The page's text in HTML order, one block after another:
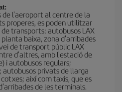
de l'aeroport al centre de la
properes, es poden utilitzar
transports: autobusos LAX
baixa, zona d'arribades
de transport públic LAX
d'altres, amb l'estació de
i autobusos regulars;
privats de llarga
així com taxis, que es
de les terminals.